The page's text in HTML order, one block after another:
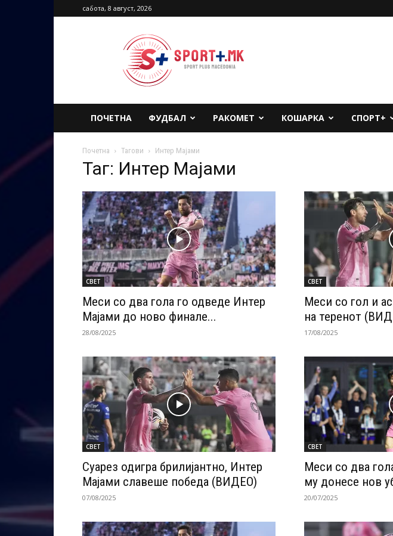
сабота, 8 август, 2026
Sport
Plus
Macedonia
ПОЧЕТНА ФУДБАЛ РАКОМЕТ КОШАРКА СПОРТ+
Почетна Тагови Интер Мајами
Таг: Интер Мајами
СВЕТ
Меси со два гола го одведе Интер
Мајами до ново финале...
28/08/2025
СВЕТ
Меси со гол и
на теренот
17/08/2025
СВЕТ
Суарез одигра брилијантно, Интер
Мајами славеше победа (ВИДЕО)
07/08/2025
СВЕТ
Меси со два
му донесе нов
20/07/2025